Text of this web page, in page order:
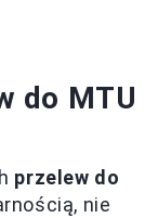
do MTU
przelew do
nie